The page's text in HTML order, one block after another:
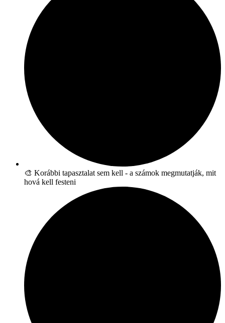
🎨 Korábbi tapasztalat sem kell - a számok megmutatják, mit
hová kell festeni